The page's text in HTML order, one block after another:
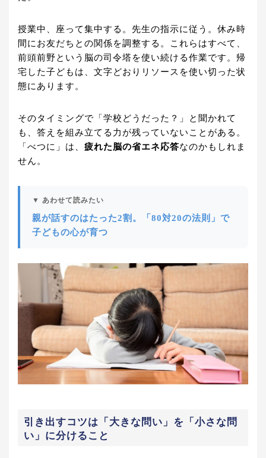
授業中、座って集中する。先生の指示に従う。休み時
間にお友だちとの関係を調整する。これらはすべて、
前頭前野という脳の司令塔を使い続ける作業です。帰
宅した子どもは、文字どおりリソースを使い切った状
態にあります。
そのタイミングで「学校どうだった？」と聞かれて
も、答えを組み立てる力が残っていないことがある。
「べつに」は、 疲れた脳の省エネ応答なのかもしれま
せん。
▼ あわせて読みたい
親が話すのはたった2割。「80対20の法則」で
子どもの心が育つ
引き出すコツは「大きな問い」を「小さな問
い」に分けること